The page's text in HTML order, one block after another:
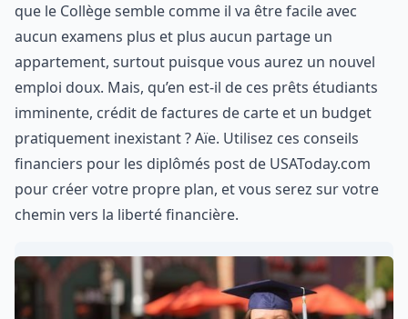
que le Collège semble comme il va être facile avec
aucun examens plus et plus aucun partage un
appartement, surtout puisque vous aurez un nouvel
emploi doux. Mais, qu’en est-il de ces prêts étudiants
imminente, crédit de factures de carte et un budget
pratiquement inexistant ? Aïe. Utilisez ces conseils
financiers pour les diplômés post de USAToday.com
pour créer votre propre plan, et vous serez sur votre
chemin vers la liberté financière.